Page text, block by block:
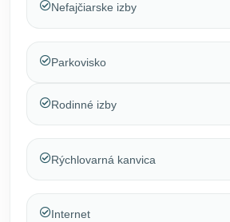
Nefajčiarske izby
Parkovisko
Rodinné izby
Rýchlovarná kanvica
Internet